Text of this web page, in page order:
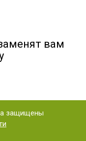
вам
защищены